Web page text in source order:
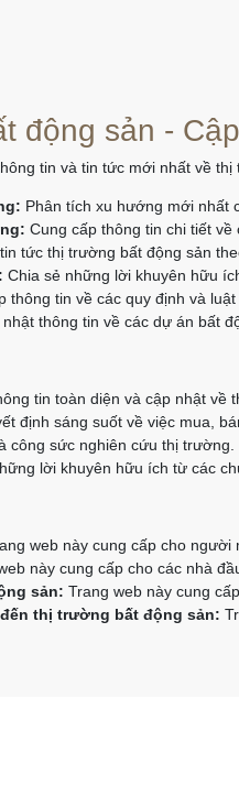
động sản -
tin và tin tức mới nhất về
Phân tích xu hướng mới nhất
Cung cấp thông tin chi tiết
tức thị trường bất động sản
Chia sẻ những lời khuyên hữu
thông tin về các quy định và
nhật thông tin về các dự án bất
tin toàn diện và cập nhật về
định sáng suốt về việc mua,
công sức nghiên cứu thị trường.
lời khuyên hữu ích từ các
web này cung cấp cho
này cung cấp cho các nhà
sản: Trang web này cung
thị trường bất động sản: